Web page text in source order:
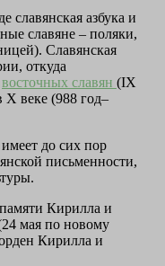
славянская азбука и
славяне – поляки,
Славянская
откуда
восточных славян (IX
веке (988 год–
до сих пор
письменности,
Кирилла и
мая по новому
Кирилла и